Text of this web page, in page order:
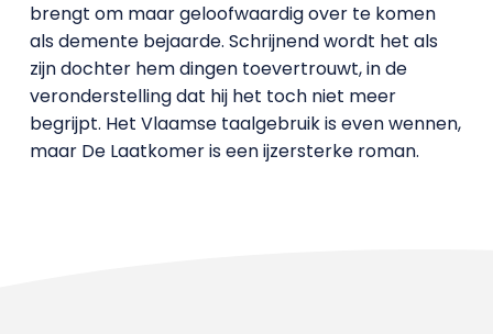
brengt om maar geloofwaardig over te komen
als demente bejaarde. Schrijnend wordt het als
zijn dochter hem dingen toevertrouwt, in de
veronderstelling dat hij het toch niet meer
begrijpt. Het Vlaamse taalgebruik is even wennen,
maar De Laatkomer is een ijzersterke roman.